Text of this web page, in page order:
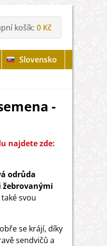
košík 0 Kč
Slovensko
-
najdete zde:
odrůda
žebrovanými
také svou
se krájí, díky
sendvičů a